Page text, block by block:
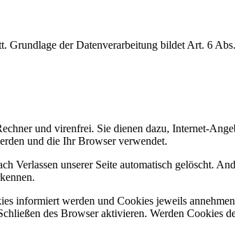
Grundlage der Datenverarbeitung bildet Art. 6
und virenfrei. Sie dienen dazu, Internet-
und die Ihr Browser verwendet.
Verlassen unserer Seite automatisch gelöscht.
informiert werden und Cookies jeweils
des Browser aktivieren. Werden Cookies